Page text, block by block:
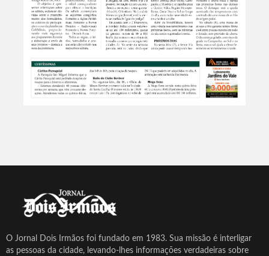
O Jornal Dois Irmãos foi fundado em 1983. Sua missão é interligar
as pessoas da cidade, levando-lhes informações verdadeiras sobre